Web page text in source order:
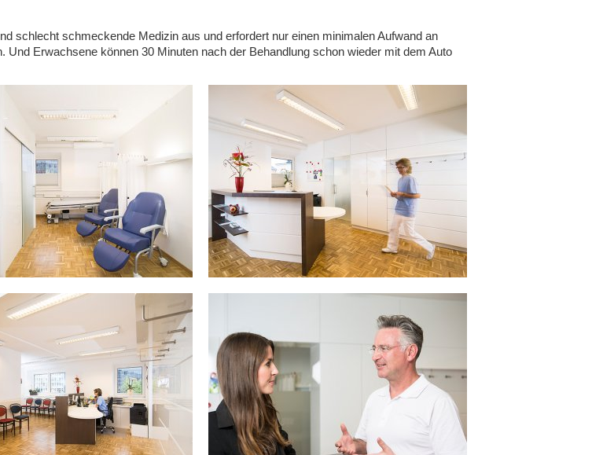
schlecht schmeckende Medizin aus und erfordert nur einen minimalen Aufwand an
Erwachsene können 30 Minuten nach der Behandlung schon wieder mit dem Auto